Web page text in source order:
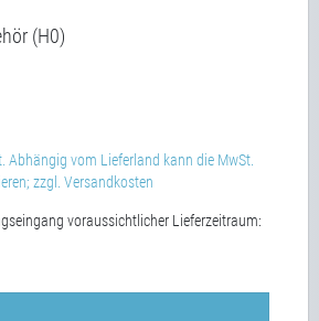
(H0)
Abhängig vom Lieferland kann die MwSt.
zzgl. Versandkosten
voraussichtlicher Lieferzeitraum: